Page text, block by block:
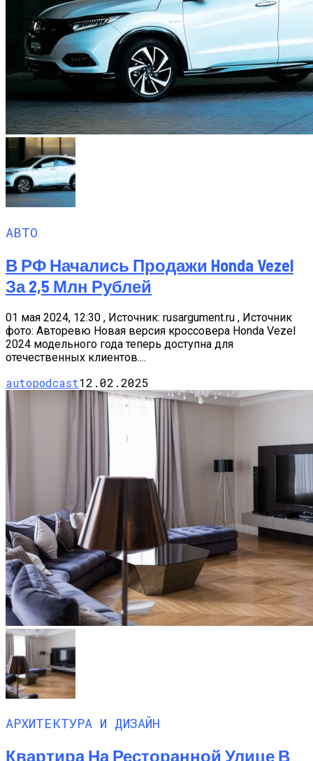
АВТО
В РФ Начались Продажи Honda Vezel
За 2,5 Млн Рублей
01 мая 2024, 12:30 , Источник: rusargument.ru , Источник
фото: Авторевю Новая версия кроссовера Honda Vezel
2024 модельного года теперь доступна для
отечественных клиентов....
autopodcast12.02.2025
АРХИТЕКТУРА И ДИЗАЙН
Квартира На Ресторанной Улице В